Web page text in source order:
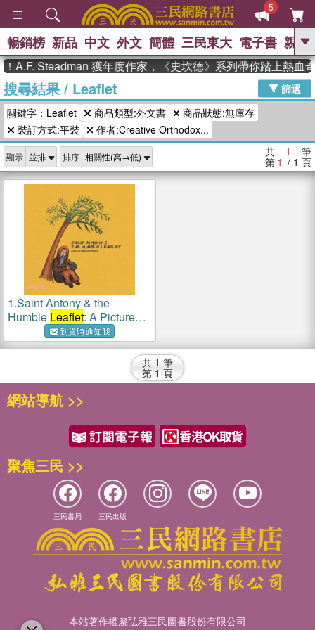
5
GO
高希均教授回憶錄
、 The Odyssey 、 父親節 、 如果歷
史是一群喵 、 暑期推薦 、
獎 臺灣漫遊錄 、
登輝時代 、 數學女孩：黎曼猜想 、
偉大的迷走神經
暢銷榜 新品 中文 外文 簡體 三民東大 電子書 親子
A.F. Steadman 獲年度作家，《史坎德》系列帶你踏上熱血
搜尋結果/ Leaflet
篩選
關鍵字：Leaflet
商品類型:外文書
商品狀態:無庫存
裝訂方式:平裝
作者:Creative Orthodox...
顯示 排序 共 1 筆
第 1 / 1 頁
1.Saint Antony & the
Humble Leaflet: A Picture
Book by Creative Orthodox
到貨時通知我
共 1 筆
第 1 頁
網站導航 >>
聚焦三民 >>
三民書局 三民出版
本站著作權屬弘雅三民圖書股份有限公司